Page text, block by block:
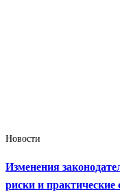
Новости
Изменения
риски и практические